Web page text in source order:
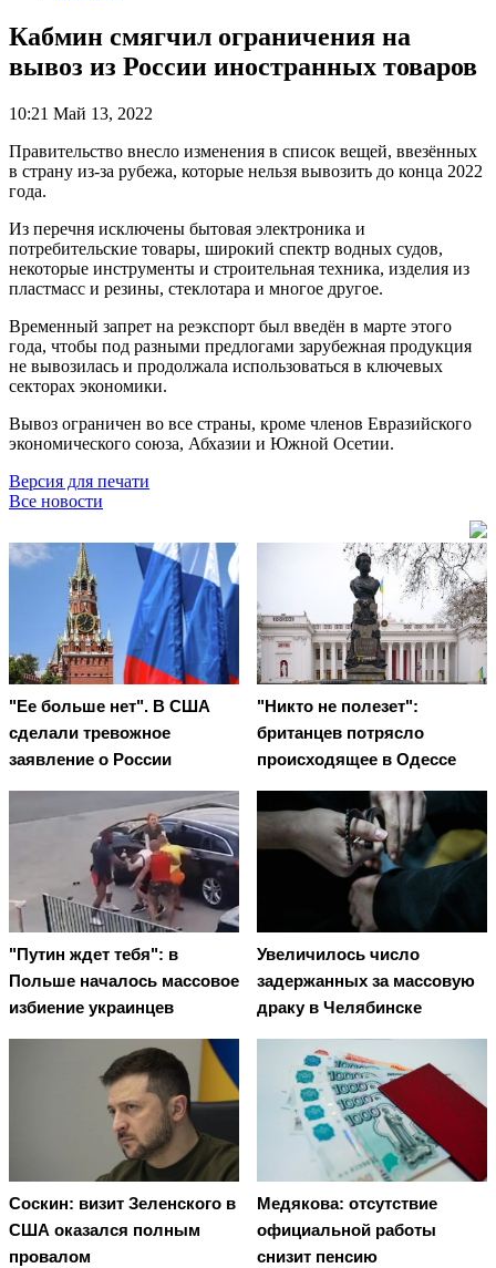
Кабмин смягчил ограничения на
вывоз из России иностранных товаров
10:21 Май 13, 2022
Правительство внесло изменения в список вещей, ввезённых
в страну из-за рубежа, которые нельзя вывозить до конца 2022
года.
Из перечня исключены бытовая электроника и
потребительские товары, широкий спектр водных судов,
некоторые инструменты и строительная техника, изделия из
пластмасс и резины, стеклотара и многое другое.
Временный запрет на реэкспорт был введён в марте этого
года, чтобы под разными предлогами зарубежная продукция
не вывозилась и продолжала использоваться в ключевых
секторах экономики.
Вывоз ограничен во все страны, кроме членов Евразийского
экономического союза, Абхазии и Южной Осетии.
Версия для печати
Все новости
"Ее больше нет". В США
сделали тревожное
заявление о России
"Никто не полезет":
британцев потрясло
происходящее в Одессе
"Путин ждет тебя": в
Польше началось массовое
избиение украинцев
Увеличилось число
задержанных за массовую
драку в Челябинске
Соскин: визит Зеленского в
США оказался полным
провалом
Медякова: отсутствие
официальной работы
снизит пенсию